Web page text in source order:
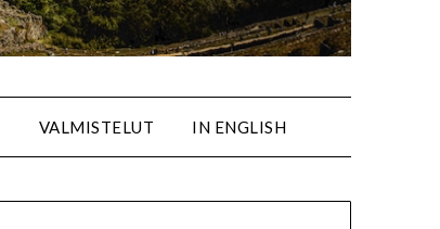
VALMISTELUT IN ENGLISH